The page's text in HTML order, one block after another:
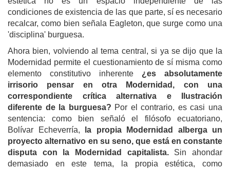
condiciones de existencia de las que parte, sí es necesario
recalcar, como bien señala Eagleton, que surge como una
'disciplina' burguesa.
Ahora bien, volviendo al tema central, si ya se dijo que la
Modernidad permite el cuestionamiento de sí misma como
elemento constitutivo inherente ¿es absolutamente
irrisorio pensar en otra Modernidad, con una
correspondiente crítica alternativa e Ilustración
diferente de la burguesa? Por el contrario, es casi una
sentencia: como bien señaló el filósofo ecuatoriano,
Bolívar Echeverría,
la propia Modernidad alberga un
proyecto alternativo en su seno, que está en constante
disputa con la Modernidad capitalista.Sin ahondar
demasiado en este tema, la propia estética, como